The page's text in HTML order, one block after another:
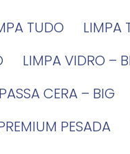
TUDO LIMPA
LIMPA VIDRO –
PASSA CERA – BIG
PESADA